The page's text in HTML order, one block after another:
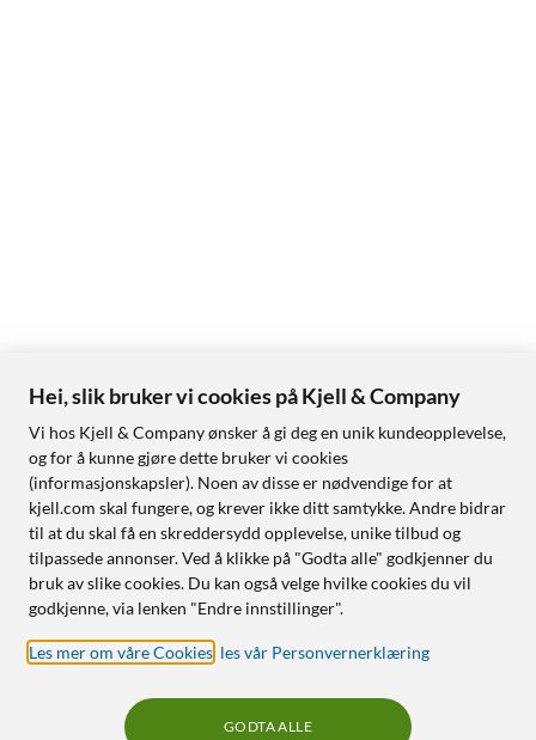
Hei, slik bruker vi cookies på Kjell & Company
Vi hos Kjell & Company ønsker å gi deg en unik kundeopplevelse,
og for å kunne gjøre dette bruker vi cookies
(informasjonskapsler). Noen av disse er nødvendige for at
kjell.com skal fungere, og krever ikke ditt samtykke. Andre bidrar
til at du skal få en skreddersydd opplevelse, unike tilbud og
tilpassede annonser. Ved å klikke på "Godta alle" godkjenner du
bruk av slike cookies. Du kan også velge hvilke cookies du vil
godkjenne, via lenken "Endre innstillinger".
Les mer om våre Cookies les vår Personvernerklæring
GODTA ALLE